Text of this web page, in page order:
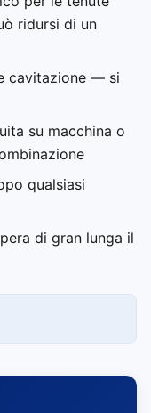
ridursi di un
cavitazione — si
su macchina o
qualsiasi
di gran lunga il